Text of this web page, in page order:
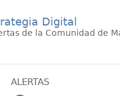
Digital
de la Comunidad de
ALERTAS